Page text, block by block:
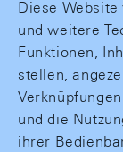
Diese
und weitere
Funktionen,
stellen,
und die
ihrer